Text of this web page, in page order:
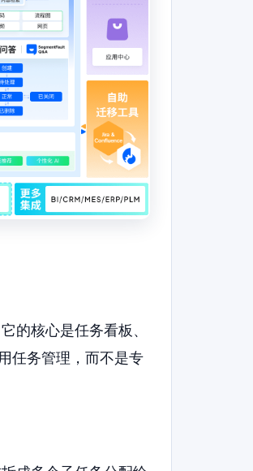
的核心是任务看板、
任务管理，而不是专